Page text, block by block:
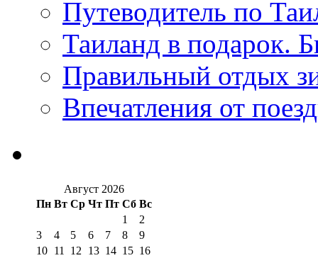
Путеводитель по
Таиланд в подарок.
Правильный отдых
Впечатления от
Август 2026
Пн Вт Ср Чт Пт Сб Вс
1
2
3
4 5 6 7 8
9
10 11 12 13 14 15 16